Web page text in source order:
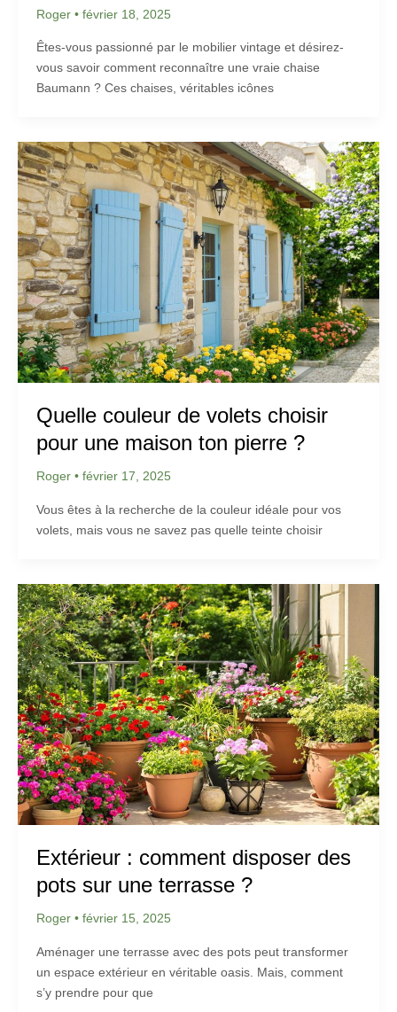
Roger • février 18, 2025
Êtes-vous passionné par le mobilier vintage et désirez-
vous savoir comment reconnaître une vraie chaise
Baumann ? Ces chaises, véritables icônes
Quelle couleur de volets choisir
pour une maison ton pierre ?
Roger • février 17, 2025
Vous êtes à la recherche de la couleur idéale pour vos
volets, mais vous ne savez pas quelle teinte choisir
Extérieur : comment disposer des
pots sur une terrasse ?
Roger • février 15, 2025
Aménager une terrasse avec des pots peut transformer
un espace extérieur en véritable oasis. Mais, comment
s’y prendre pour que